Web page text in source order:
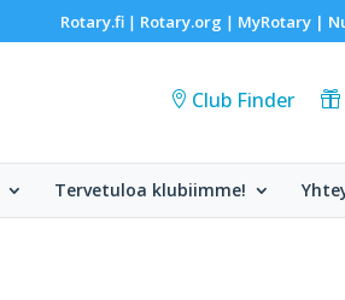
Rotary.fi| Rotary.org | MyRotary |
Club Finder
Tervetuloa klubiimme!